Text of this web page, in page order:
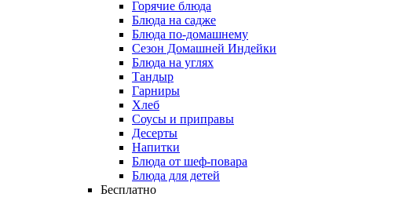
Горячие блюда
Блюда на садже
Блюда по-домашнему
Сезон Домашней Индейки
Блюда на углях
Тандыр
Гарниры
Хлеб
Соусы и приправы
Десерты
Напитки
Блюда от шеф-повара
Блюда для детей
Бесплатно